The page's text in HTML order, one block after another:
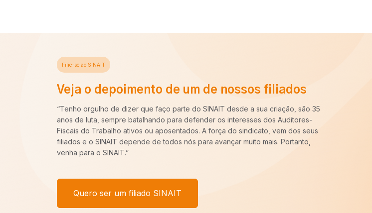
“Há
longo
nossa
sempre